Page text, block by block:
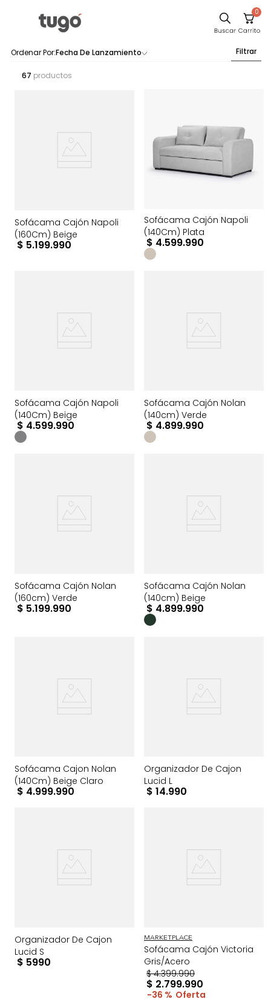
0
Fecha De Lanzamiento Filtrar
67 productos
Sofácama Cajón Napoli
(160Cm) Beige
$ 5.199.990
Sofácama Cajón Napoli
(140Cm) Plata
$ 4.599.990
Sofácama Cajón Napoli
(140Cm) Beige
$ 4.599.990
Sofácama Cajón Nolan
(140cm) Verde
$ 4.899.990
Sofácama Cajón Nolan
(160cm) Verde
$ 5.199.990
Sofácama Cajón Nolan
(140cm) Beige
$ 4.899.990
Sofácama Cajon Nolan
(140Cm) Beige Claro
$ 4.999.990
Organizador De Cajon
Lucid L
$ 14.990
Organizador De Cajon
Lucid S
$ 5990
MARKETPLACE
Sofácama Cajón Victoria
Gris/Acero
$ 4.399.990
$ 2.799.990
36 %